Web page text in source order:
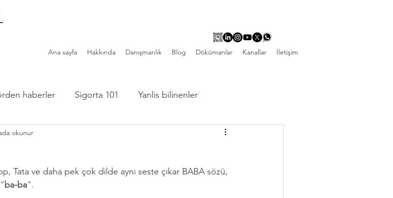
Ana sayfa Hakkında Danışmanlık Blog Dökümanlar Kanallar İletişim
haberler Sigorta 101 Yanlis bilinenler
Yazardan...
okunur
Tata ve daha pek çok dilde aynı seste çıkar BABA sözü,
ba-ba”.